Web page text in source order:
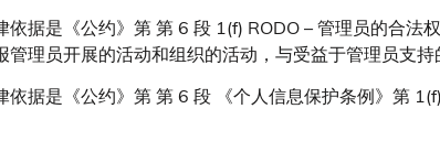
依据是《公约》第 第 6 段 1(f) RODO – 管理员的合法
管理员开展的活动和组织的活动，与受益于管理员支持
依据是《公约》第 第 6 段 《个人信息保护条例》第